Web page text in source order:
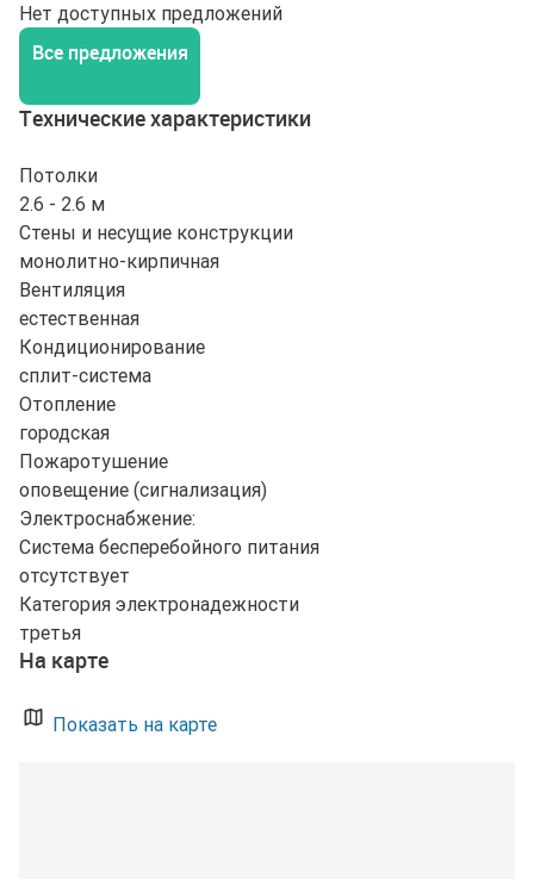
Нет доступных предложений
Все предложения
Технические характеристики
Потолки
2.6 - 2.6 м
Стены и несущие конструкции
монолитно-кирпичная
Вентиляция
естественная
Кондиционирование
сплит-система
Отопление
городская
Пожаротушение
оповещение (сигнализация)
Электроснабжение:
Система бесперебойного питания
отсутствует
Категория электронадежности
третья
На карте
Показать на карте